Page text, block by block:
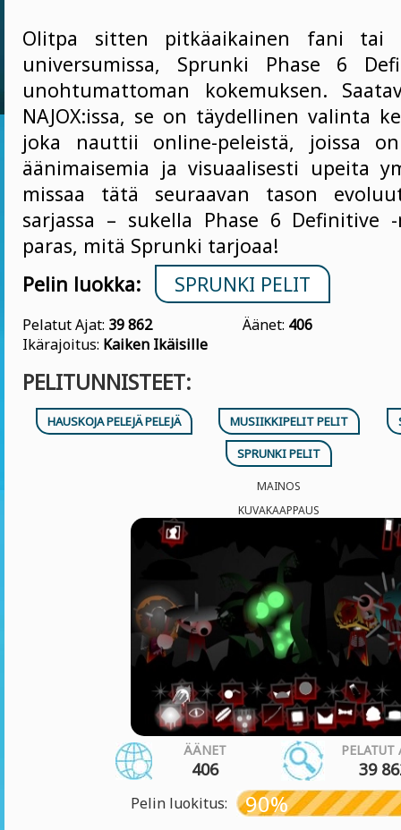
Olitpa sitten pitkäaikainen fani tai
universumissa, Sprunki Phase 6
unohtumattoman kokemuksen.
NAJOX:issa, se on täydellinen valinta
joka nauttii online-peleistä, joissa
äänimaisemia ja visuaalisesti upeita
missaa tätä seuraavan tason
sarjassa – sukella Phase 6 Definitive
paras, mitä Sprunki tarjoaa!
Pelin luokka:
SPRUNKI PELIT
Pelatut Ajat: 39 862 Äänet: 406
Ikärajoitus: Kaiken Ikäisille
PELITUNNISTEET:
HAUSKOJA PELEJÄ PELEJÄ MUSIIKKIPELIT PELIT
SPRUNKI PELIT
MAINOS
KUVAKAAPPAUS
ÄÄNET
406
PELATUT
39
Pelin luokitus: 90%